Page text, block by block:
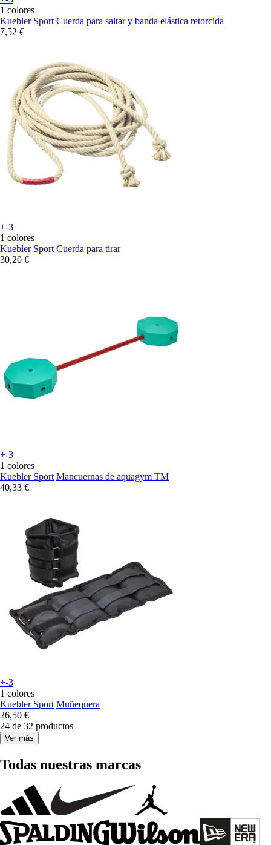
1 colores
Kuebler Sport Cuerda para saltar y banda elástica retorcida
7,52 €
+-3
1 colores
Kuebler Sport Cuerda para tirar
30,20 €
+-3
1 colores
Kuebler Sport Mancuernas de aquagym TM
40,33 €
+-3
1 colores
Kuebler Sport Muñequera
26,50 €
24 de 32 productos
Ver más
Todas nuestras marcas